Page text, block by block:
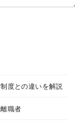
度との違いを解説
職者